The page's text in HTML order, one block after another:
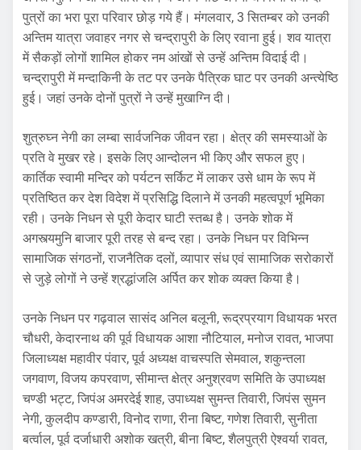
पुत्रों का भरा पूरा परिवार छोड़ गये हैं। मंगलवार, 3 सितम्बर को उनकी
अन्तिम यात्रा जवाहर नगर से चन्द्रापुरी के लिए रवाना हुई। शव यात्रा
में सैकड़ों लोगों शामिल होकर नम आंखों से उन्हें अन्तिम विदाई दी।
चन्द्रापुरी में मन्दाकिनी के तट पर उनके पैत्रिक घाट पर उनकी अन्त्येष्ठि
हुई। जहां उनके दोनों पुत्रों ने उन्हें मुखाग्नि दी।
शुत्रुघ्न नेगी का लम्बा सार्वजनिक जीवन रहा। क्षेत्र की समस्याओं के
प्रति वे मुखर रहे। इसके लिए आन्दोलन भी किए और सफल हुए।
कार्तिक स्वामी मन्दिर को पर्यटन सर्किट में लाकर उसे धाम के रूप में
प्रतिष्ठित कर देश विदेश में प्रसिद्धि दिलाने में उनकी महत्वपूर्ण भूमिका
रही। उनके निधन से पूरी केदार घाटी स्तब्ध है। उनके शोक में
अगस्त्यमुनि बाजार पूरी तरह से बन्द रहा। उनके निधन पर विभिन्न
सामाजिक संगठनों, राजनैतिक दलों, व्यापार संध एवं सामाजिक सरोकारों
से जुड़े लोगों ने उन्हें श्रद्धांजलि अर्पित कर शोक व्यक्त किया है।
उनके निधन पर गढ़वाल सासंद अनिल बलूनी, रूद्रप्रयाग विधायक भरत
चौधरी, केदारनाथ की पूर्व विधायक आशा नौटियाल, मनोज रावत, भाजपा
जिलाध्यक्ष महावीर पंवार, पूर्व अध्यक्ष वाचस्पति सेमवाल, शकुन्तला
जगवाण, विजय कपरवाण, सीमान्त क्षेत्र अनुश्रवण समिति के उपाध्यक्ष
चण्डी भट्ट, जिपंअ अमरदेई शाह, उपाध्यक्ष सुमन्त तिवारी, जिपंस सुमन
नेगी, कुलदीप कण्डारी, विनोद राणा, रीना बिष्ट, गणेश तिवारी, सुनीता
बर्त्वाल, पूर्व दर्जाधारी अशोक खत्री, बीना बिष्ट, शैलपुत्री ऐश्वर्या रावत,